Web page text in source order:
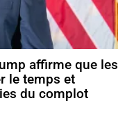
affirme que les
le temps et
du complot